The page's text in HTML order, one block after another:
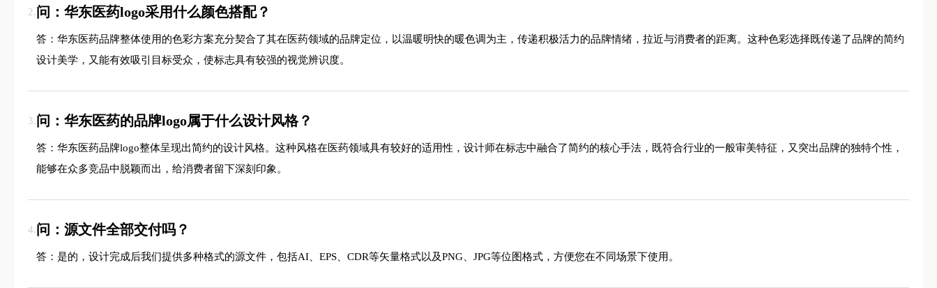
2.问：华东医药logo采用什么颜色搭配？
答：华东医药品牌整体使用的色彩方案充分契合了其在医药领域的品牌定位，以温暖明快的暖色调为主，传递积极活力的品牌情绪，拉近与消费者的距离。这种色彩选择既传递了品牌的简约
设计美学，又能有效吸引目标受众，使标志具有较强的视觉辨识度。
3.问：华东医药的品牌logo属于什么设计风格？
答：华东医药品牌logo整体呈现出简约的设计风格。这种风格在医药领域具有较好的适用性，设计师在标志中融合了简约的核心手法，既符合行业的一般审美特征，又突出品牌的独特个性，
能够在众多竞品中脱颖而出，给消费者留下深刻印象。
4.问：源文件全部交付吗？
答：是的，设计完成后我们提供多种格式的源文件，包括AI、EPS、CDR等矢量格式以及PNG、JPG等位图格式，方便您在不同场景下使用。